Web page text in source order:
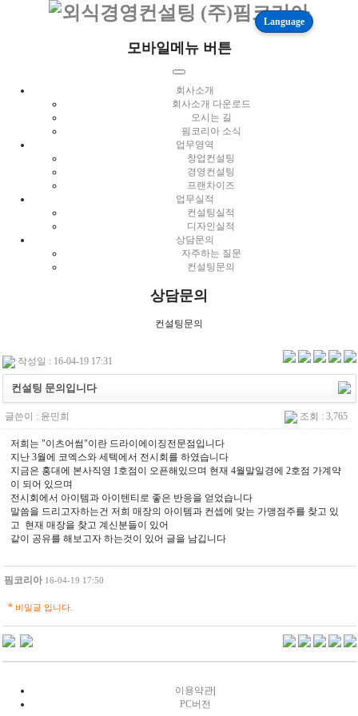
Language
모바일메뉴 버튼
회사소개
회사소개 다운로드
오시는 길
핌코리아 소식
업무영역
창업컨설팅
경영컨설팅
프랜차이즈
업무실적
컨설팅실적
디자인실적
상담문의
자주하는 질문
컨설팅문의
상담문의
컨설팅문의
작성일 : 16-04-19 17:31
컨설팅 문의입니다
글쓴이 : 윤민희 조회 : 3,765
저희는 "이츠어썸"이란 드라이에이징전문점입니다
지난 3월에 코엑스와 세텍에서 전시회를 하였습니다
지금은 홍대에 본사직영 1호점이 오픈해있으며 현재 4월말일경에 2호점 가계약
이 되어 있으며
전시회에서 아이템과 아이텐티로 좋은 반응을 얻었습니다
말씀을 드리고자하는건 저희 매장의 아이템과 컨셉에 맞는 가맹점주를 찾고 있
고 현재 매장을 찾고 계신분들이 있어
같이 공유를 해보고자 하는것이 있어 글을 남깁니다
핌코리아 16-04-19 17:50
* 비밀글 입니다.
이용약관|
PC버전